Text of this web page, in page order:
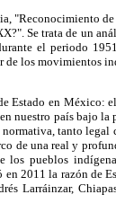
"Reconocimiento
Se trata de un
el periodo
los movimientos
en México:
nuestro país bajo
tanto
de una real y
los pueblos
2011 la razón de
Larráinzar,